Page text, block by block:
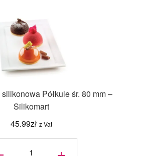
Półkule śr. 80 mm –
Silikomart
45.99zł z Vat